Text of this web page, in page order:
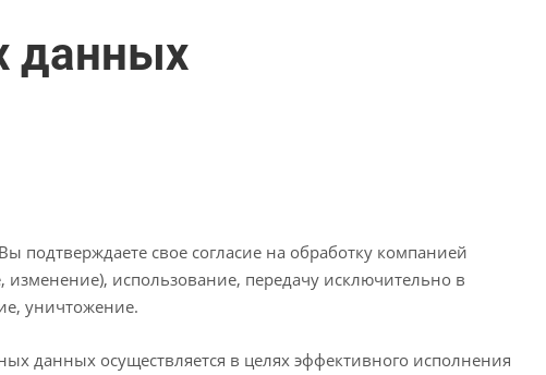
данных
свое согласие на обработку компанией
использование, передачу исключительно в
уничтожение.
данных осуществляется в целях эффективного исполнения